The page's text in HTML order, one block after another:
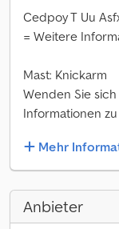
Cedpoy T Uu
= Weitere
Mast: Knickarm
Wenden Sie
Informationen
Mehr
Anbieter